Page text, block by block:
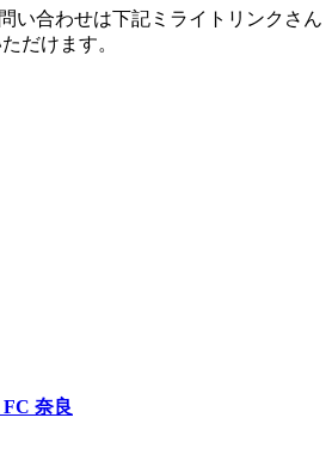
い合わせは下記ミライトリンクさん
だけます。
奈良